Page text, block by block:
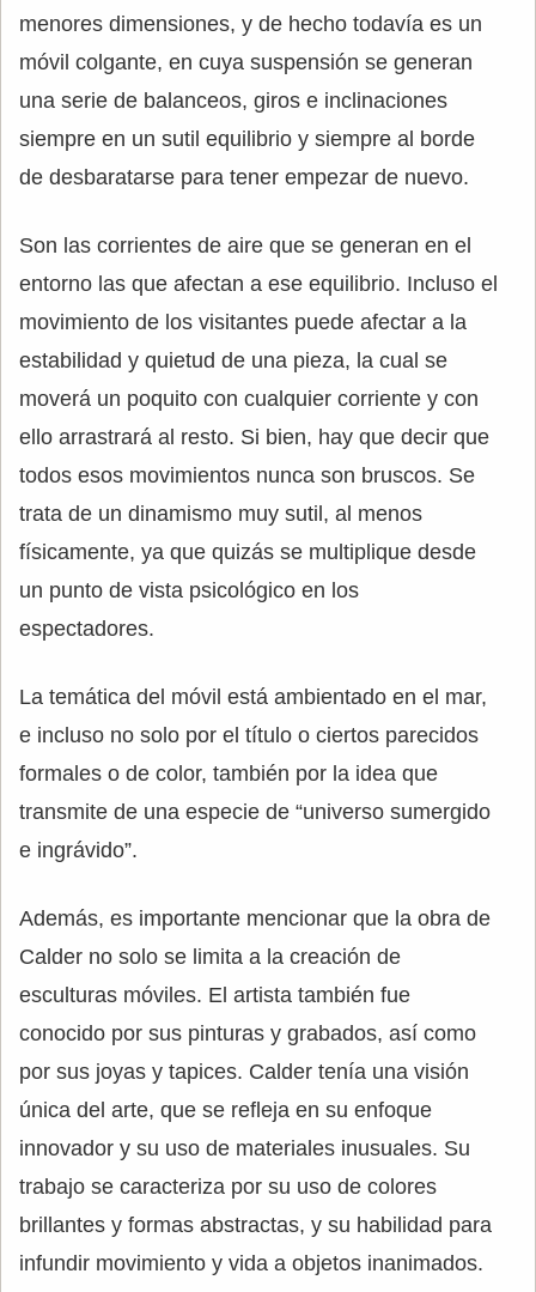
menores dimensiones, y de hecho todavía es un
móvil colgante, en cuya suspensión se generan
una serie de balanceos, giros e inclinaciones
siempre en un sutil equilibrio y siempre al borde
de desbaratarse para tener empezar de nuevo.
Son las corrientes de aire que se generan en el
entorno las que afectan a ese equilibrio. Incluso el
movimiento de los visitantes puede afectar a la
estabilidad y quietud de una pieza, la cual se
moverá un poquito con cualquier corriente y con
ello arrastrará al resto. Si bien, hay que decir que
todos esos movimientos nunca son bruscos. Se
trata de un dinamismo muy sutil, al menos
físicamente, ya que quizás se multiplique desde
un punto de vista psicológico en los
espectadores.
La temática del móvil está ambientado en el mar,
e incluso no solo por el título o ciertos parecidos
formales o de color, también por la idea que
transmite de una especie de “universo sumergido
e ingrávido”.
Además, es importante mencionar que la obra de
Calder no solo se limita a la creación de
esculturas móviles. El artista también fue
conocido por sus pinturas y grabados, así como
por sus joyas y tapices. Calder tenía una visión
única del arte, que se refleja en su enfoque
innovador y su uso de materiales inusuales. Su
trabajo se caracteriza por su uso de colores
brillantes y formas abstractas, y su habilidad para
infundir movimiento y vida a objetos inanimados.